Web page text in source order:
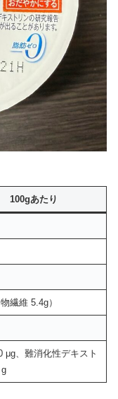
100gあたり
繊維 5.4g）
μg、難消化性デキスト